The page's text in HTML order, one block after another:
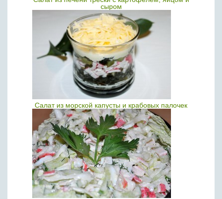
сыром
Салат из морской капусты и крабовых палочек